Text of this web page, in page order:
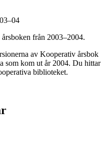
från 2003–2004.
av Kooperativ årsbok
som kom ut år 2004. Du hittar
biblioteket.